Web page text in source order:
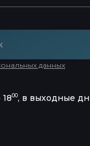
данных
00, в выходные